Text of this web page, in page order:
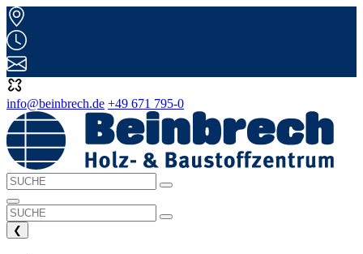
info@beinbrech.de +49 671 795-0
❮